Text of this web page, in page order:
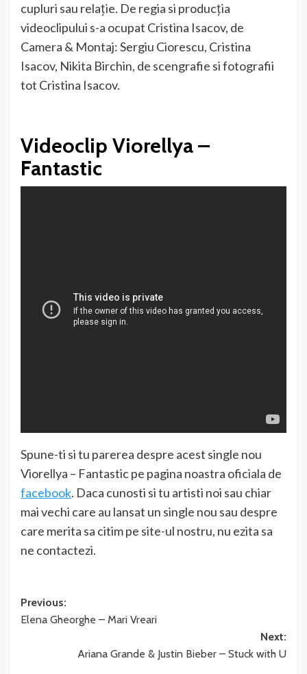
cupluri sau relație. De regia si producția
videoclipului s-a ocupat Cristina Isacov, de
Camera & Montaj: Sergiu Ciorescu, Cristina
Isacov, Nikita Birchin, de scengrafie si fotografii
tot Cristina Isacov.
Videoclip Viorellya –
Fantastic
Spune-ti si tu parerea despre acest single nou
Viorellya – Fantastic pe pagina noastra oficiala de
facebook. Daca cunosti si tu artisti noi sau chiar
mai vechi care au lansat un single nou sau despre
care merita sa citim pe site-ul nostru, nu ezita sa
ne contactezi.
Post
navigation
Previous:
Elena Gheorghe – Mari Vreari
Next:
Ariana Grande & Justin Bieber – Stuck with U